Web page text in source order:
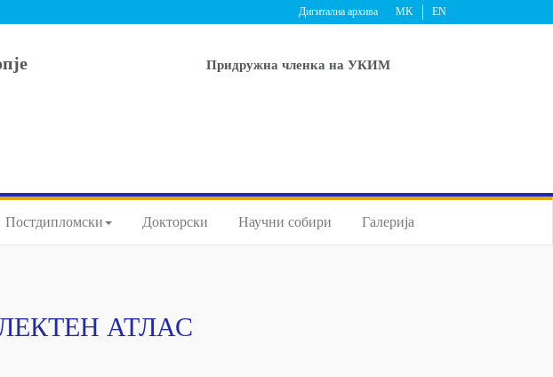
MK EN
Дигитална архива
Придружна членка на УКИМ
Постдипломски Докторски Научни собири Галерија
АТЛАС